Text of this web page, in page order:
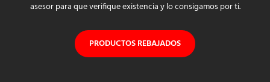
asesor para que verifique existencia y lo consigamos por ti.
PRODUCTOS REBAJADOS